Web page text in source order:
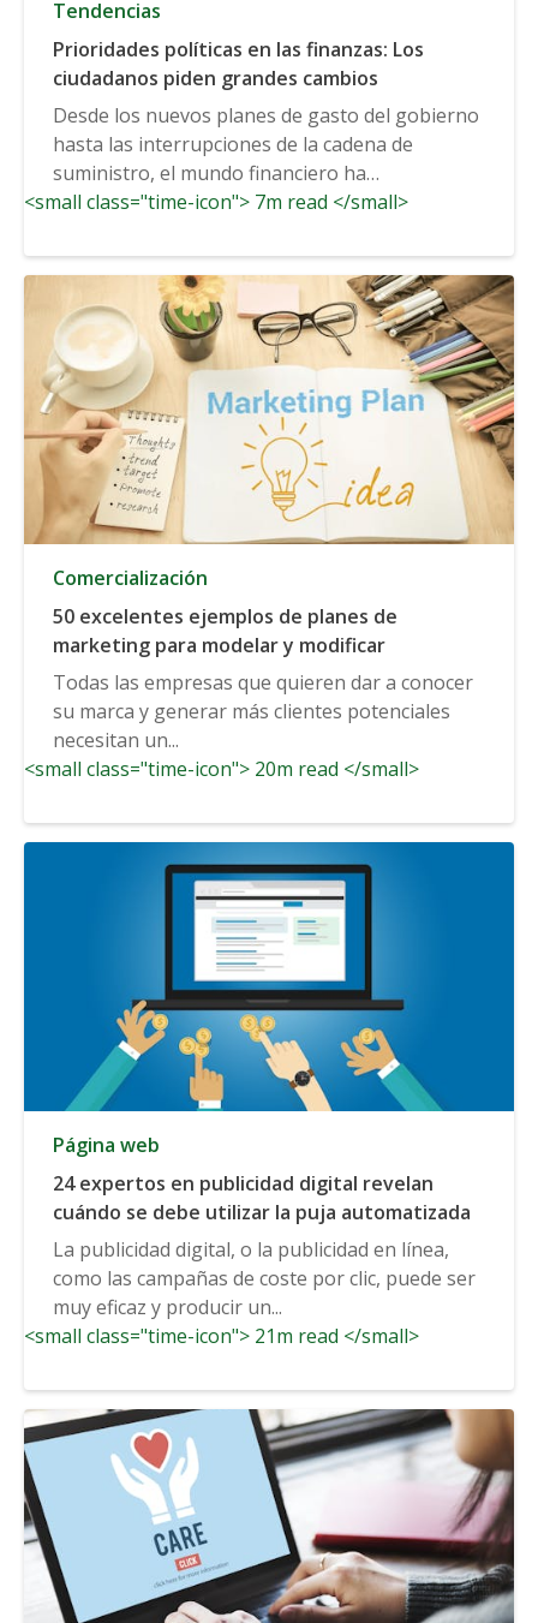
Tendencias
Prioridades políticas en las finanzas: Los
ciudadanos piden grandes cambios
Desde los nuevos planes de gasto del gobierno
hasta las interrupciones de la cadena de
suministro, el mundo financiero ha
experimentado su cuota...
<small class="time-icon"> 7m read </small>
Comercialización
50 excelentes ejemplos de planes de
marketing para modelar y modificar
Todas las empresas que quieren dar a conocer
su marca y generar más clientes potenciales
necesitan un...
<small class="time-icon"> 20m read </small>
Página web
24 expertos en publicidad digital revelan
cuándo se debe utilizar la puja automatizada
La publicidad digital, o la publicidad en línea,
como las campañas de coste por clic, puede ser
muy eficaz y producir un...
<small class="time-icon"> 21m read </small>